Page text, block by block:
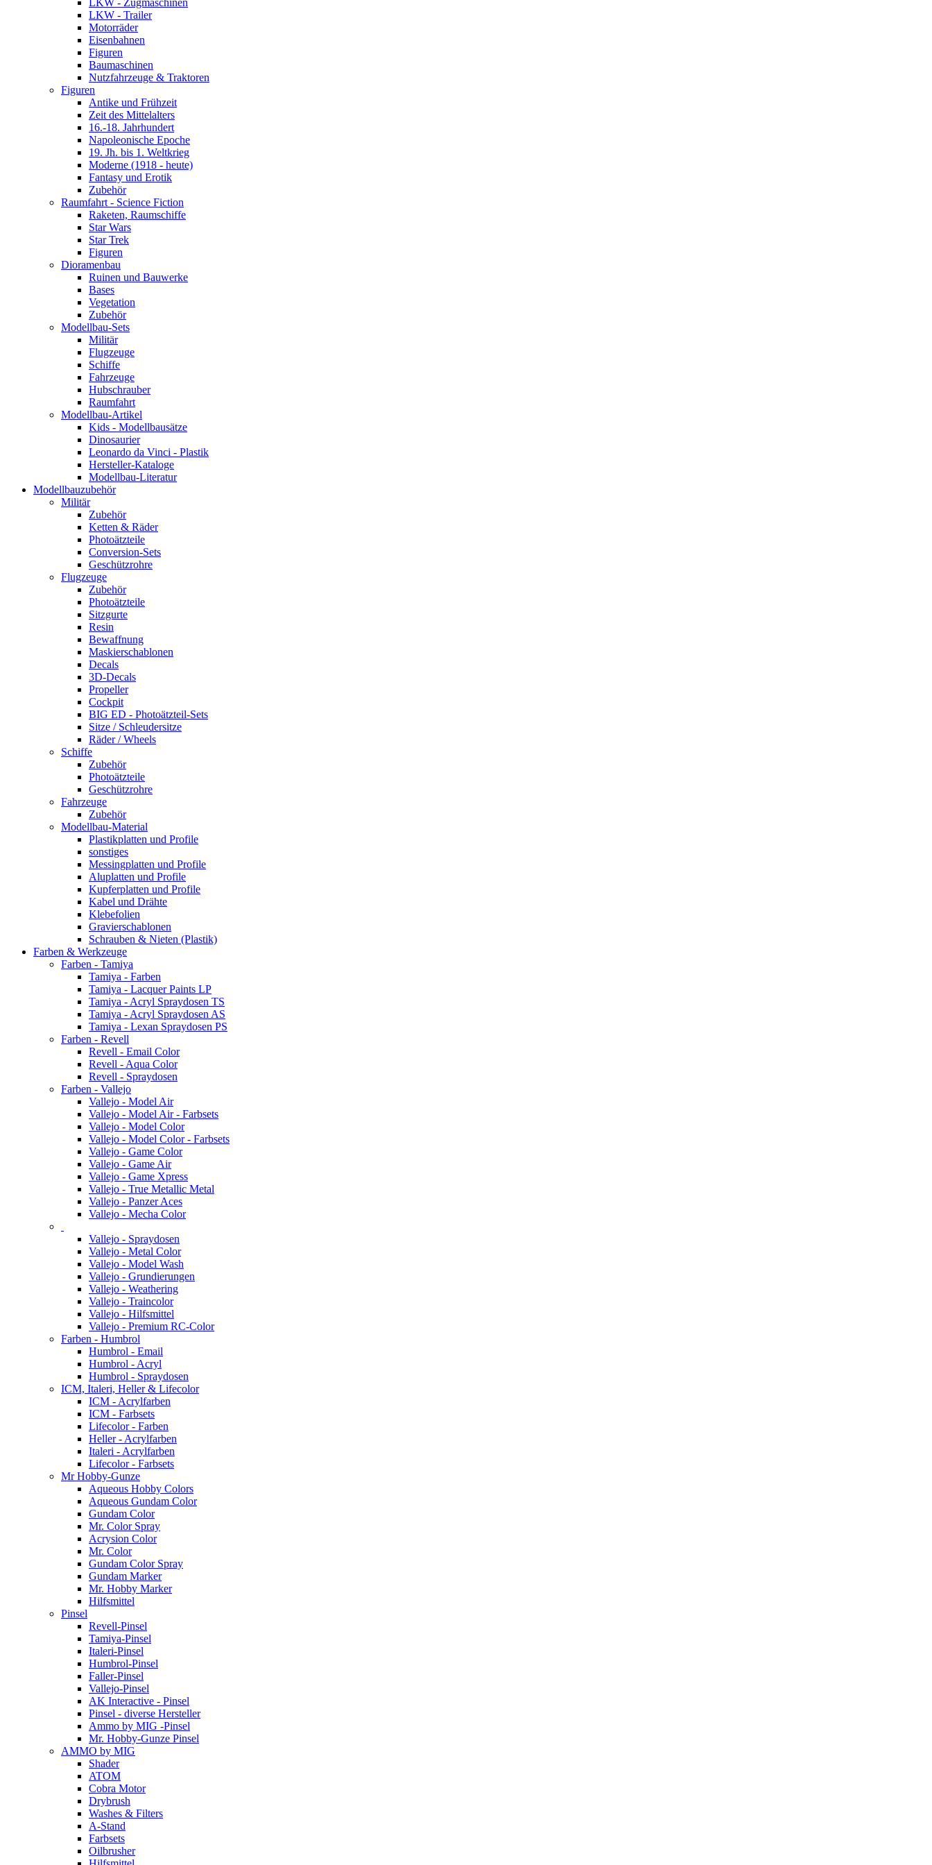
LKW - Zugmaschinen
LKW - Trailer
Motorräder
Eisenbahnen
Figuren
Baumaschinen
Nutzfahrzeuge & Traktoren
Figuren
Antike und Frühzeit
Zeit des Mittelalters
16.-18. Jahrhundert
Napoleonische Epoche
19. Jh. bis 1. Weltkrieg
Moderne (1918 - heute)
Fantasy und Erotik
Zubehör
Raumfahrt - Science Fiction
Raketen, Raumschiffe
Star Wars
Star Trek
Figuren
Dioramenbau
Ruinen und Bauwerke
Bases
Vegetation
Zubehör
Modellbau-Sets
Militär
Flugzeuge
Schiffe
Fahrzeuge
Hubschrauber
Raumfahrt
Modellbau-Artikel
Kids - Modellbausätze
Dinosaurier
Leonardo da Vinci - Plastik
Hersteller-Kataloge
Modellbau-Literatur
Modellbauzubehör
Militär
Zubehör
Ketten & Räder
Photoätzteile
Conversion-Sets
Geschützrohre
Flugzeuge
Zubehör
Photoätzteile
Sitzgurte
Resin
Bewaffnung
Maskierschablonen
Decals
3D-Decals
Propeller
Cockpit
BIG ED - Photoätzteil-Sets
Sitze / Schleudersitze
Räder / Wheels
Schiffe
Zubehör
Photoätzteile
Geschützrohre
Fahrzeuge
Zubehör
Modellbau-Material
Plastikplatten und Profile
sonstiges
Messingplatten und Profile
Aluplatten und Profile
Kupferplatten und Profile
Kabel und Drähte
Klebefolien
Gravierschablonen
Schrauben & Nieten (Plastik)
Farben & Werkzeuge
Farben - Tamiya
Tamiya - Farben
Tamiya - Lacquer Paints LP
Tamiya - Acryl Spraydosen TS
Tamiya - Acryl Spraydosen AS
Tamiya - Lexan Spraydosen PS
Farben - Revell
Revell - Email Color
Revell - Aqua Color
Revell - Spraydosen
Farben - Vallejo
Vallejo - Model Air
Vallejo - Model Air - Farbsets
Vallejo - Model Color
Vallejo - Model Color - Farbsets
Vallejo - Game Color
Vallejo - Game Air
Vallejo - Game Xpress
Vallejo - True Metallic Metal
Vallejo - Panzer Aces
Vallejo - Mecha Color
Vallejo - Spraydosen
Vallejo - Metal Color
Vallejo - Model Wash
Vallejo - Grundierungen
Vallejo - Weathering
Vallejo - Traincolor
Vallejo - Hilfsmittel
Vallejo - Premium RC-Color
Farben - Humbrol
Humbrol - Email
Humbrol - Acryl
Humbrol - Spraydosen
ICM, Italeri, Heller & Lifecolor
ICM - Acrylfarben
ICM - Farbsets
Lifecolor - Farben
Heller - Acrylfarben
Italeri - Acrylfarben
Lifecolor - Farbsets
Mr Hobby-Gunze
Aqueous Hobby Colors
Aqueous Gundam Color
Gundam Color
Mr. Color Spray
Acrysion Color
Mr. Color
Gundam Color Spray
Gundam Marker
Mr. Hobby Marker
Hilfsmittel
Pinsel
Revell-Pinsel
Tamiya-Pinsel
Italeri-Pinsel
Humbrol-Pinsel
Faller-Pinsel
Vallejo-Pinsel
AK Interactive - Pinsel
Pinsel - diverse Hersteller
Ammo by MIG -Pinsel
Mr. Hobby-Gunze Pinsel
AMMO by MIG
Shader
ATOM
Cobra Motor
Drybrush
Washes & Filters
A-Stand
Farbsets
Oilbrusher